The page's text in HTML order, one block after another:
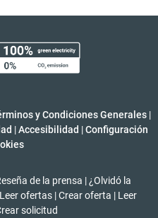
y Condiciones Generales |
| Accesibilidad | Configuración
de la prensa | ¿Olvidó la
Leer ofertas | Crear oferta | Leer
solicitud